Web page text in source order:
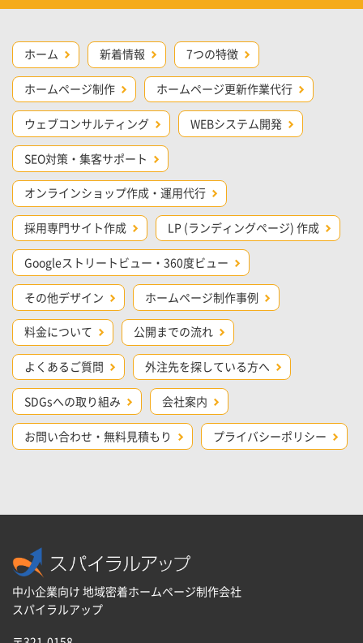
ホーム 新着情報 7つの特徴
ホームページ制作 ホームページ更新作業代行
ウェブコンサルティング WEBシステム開発
SEO対策・集客サポート
オンラインショップ作成・運用代行
採用専門サイト作成 LP (ランディングページ) 作成
Googleストリートビュー・360度ビュー
その他デザイン ホームページ制作事例
料金について 公開までの流れ
よくあるご質問 外注先を探している方へ
SDGsへの取り組み 会社案内
お問い合わせ・無料見積もり プライバシーポリシー
中小企業向け 地域密着ホームページ制作会社
スパイラルアップ